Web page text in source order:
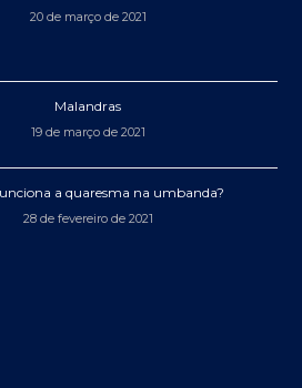
20 de março de 2021
Malandras
19 de março de 2021
a quaresma na umbanda?
28 de fevereiro de 2021